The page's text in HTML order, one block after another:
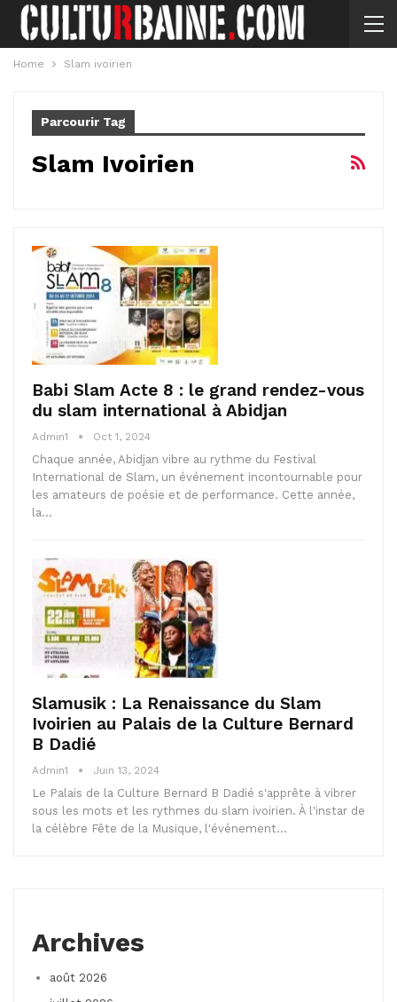
Home Slam ivoirien
Parcourir Tag
Slam Ivoirien
Babi Slam Acte 8 : le grand rendez-vous
du slam international à Abidjan
Admin1 Oct 1, 2024
Chaque année, Abidjan vibre au rythme du Festival
International de Slam, un événement incontournable pour
les amateurs de poésie et de performance. Cette année,
la…
Slamusik : La Renaissance du Slam
Ivoirien au Palais de la Culture Bernard
B Dadié
Admin1 Juin 13, 2024
Le Palais de la Culture Bernard B Dadié s'apprête à vibrer
sous les mots et les rythmes du slam ivoirien. À l'instar de
la célèbre Fête de la Musique, l'événement…
Archives
août 2026